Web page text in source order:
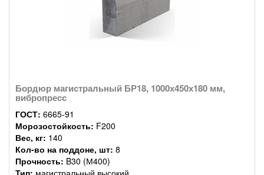
Бордюр магистральный БР18, 1000х450х180 мм,
вибропресс
ГОСТ: 6665-91
Морозостойкость: F200
Вес, кг: 140
Кол-во на поддоне, шт: 8
Прочность: B30 (М400)
Тип: магистральный высокий